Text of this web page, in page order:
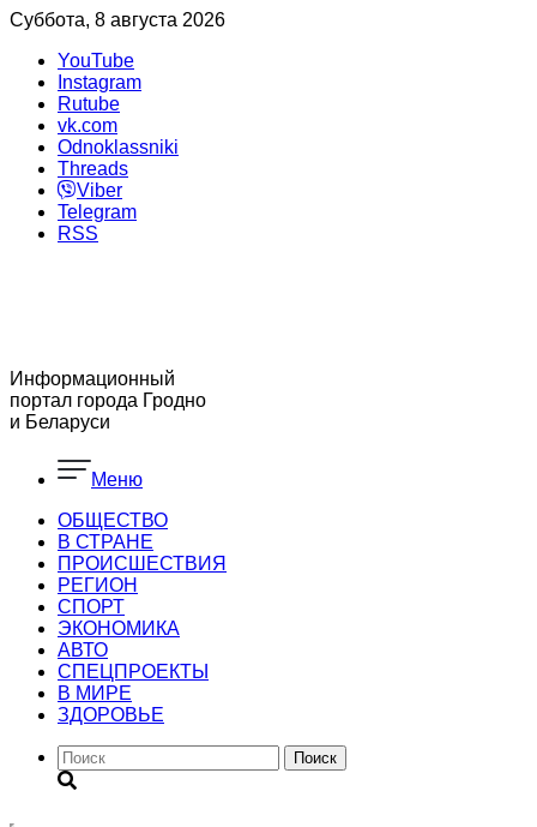
Суббота, 8 августа 2026
YouTube
Instagram
Rutube
vk.com
Odnoklassniki
Threads
Viber
Telegram
RSS
Информационный
портал города Гродно
и Беларуси
Меню
ОБЩЕСТВО
В СТРАНЕ
ПРОИСШЕСТВИЯ
РЕГИОН
CПОРТ
ЭКОНОМИКА
АВТО
СПЕЦПРОЕКТЫ
В МИРЕ
ЗДОРОВЬЕ
Поиск